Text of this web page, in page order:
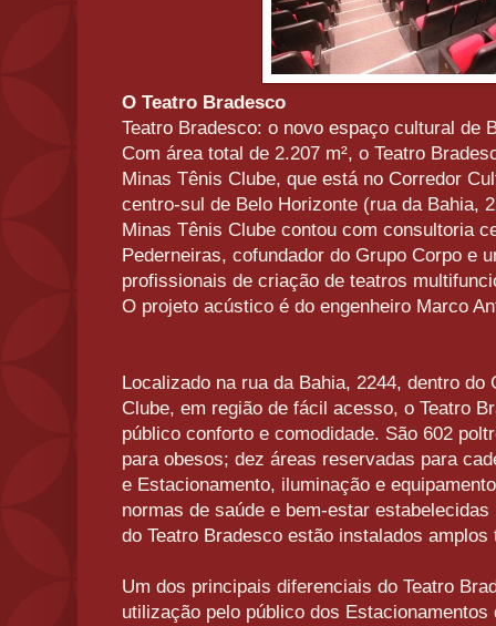
O Teatro Bradesco
Teatro Bradesco: o novo espaço cultural de
Com área total de 2.207 m², o Teatro
Minas Tênis Clube, que está no Corredor
centro-sul de Belo Horizonte (rua da Bahia,
Minas Tênis Clube contou com consultoria
Pederneiras, cofundador do Grupo Corpo e
profissionais de criação de teatros
O projeto acústico é do engenheiro Marco
Localizado na rua da Bahia, 2244, dentro
Clube, em região de fácil acesso, o Teatro
público conforto e comodidade. São 602
para obesos; dez áreas reservadas para
e Estacionamento, iluminação e
normas de saúde e bem-estar
do Teatro Bradesco estão instalados
Um dos principais diferenciais do Teatro
utilização pelo público dos